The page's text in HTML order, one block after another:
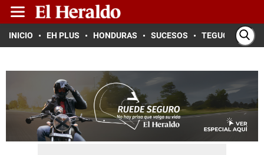
INICIO EH PLUS HONDURAS SUCESOS TEGUCIGALPA